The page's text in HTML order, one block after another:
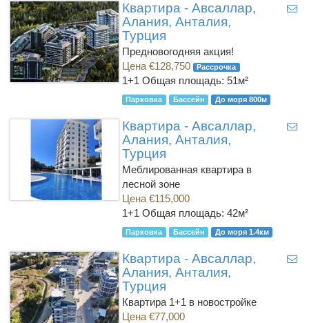
Квартира - Авсаллар,
Алания, Анталия,
Турция
Предновогодняя акция!
Цена €128,750
Рассрочка
1+1 Общая площадь: 51м²
Парковка Бассейн До моря 800м
Квартира - Авсаллар,
Алания, Анталия,
Турция
Меблированная квартира в
лесной зоне
Цена €115,000
1+1 Общая площадь: 42м²
Парковка Бассейн До моря 1.4км
Квартира - Авсаллар,
Алания, Анталия,
Турция
Квартира 1+1 в новостройке
Цена €77,000